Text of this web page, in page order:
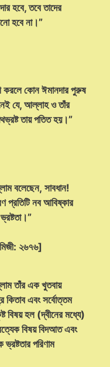
হবে, তবে তাদের
হবে না।”
কোন ঈমানদার পুরুষ
যে, আল্লাহ ও তাঁর
তায় পতিত হয়।”
বলেছেন, সাবধান!
প্রতিটি নব আবিষ্কার
২৬৭৬]
তাঁর এক খুতবায়
কিতাব এবং সর্বোত্তম
বিষয় হল (দ্বীনের মধ্যে)
বিষয় বিদআত এবং
পরিণাম